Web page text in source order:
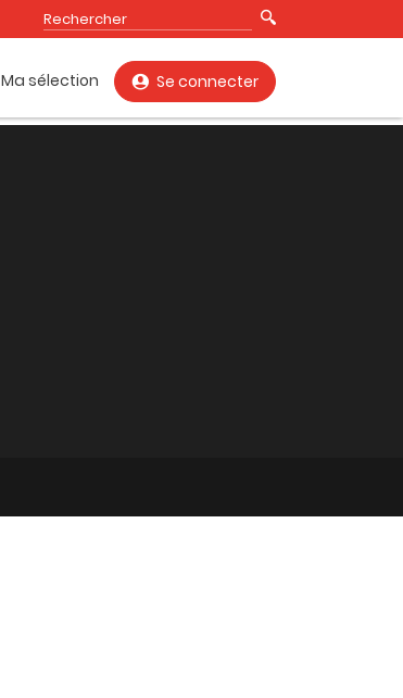
Ma sélection Se connecter